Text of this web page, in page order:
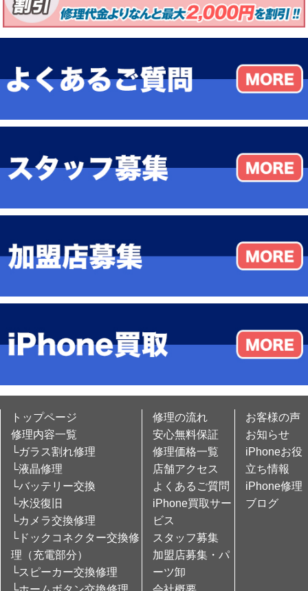
トップページ
修理内容一覧
└ガラス割れ修理
└液晶修理
└バッテリー交換
└水没復旧
└カメラ交換修理
└ドックコネクター交換修
理（充電部分）
└スピーカー交換修理
修理の流れ
安心無料保証
修理価格一覧
店舗アクセス
よくあるご質問
iPhone買取サー
ビス
スタッフ募集
加盟店募集・パ
ーツ卸
お客様の声
お知らせ
iPhoneお役
立ち情報
iPhone修理
ブログ